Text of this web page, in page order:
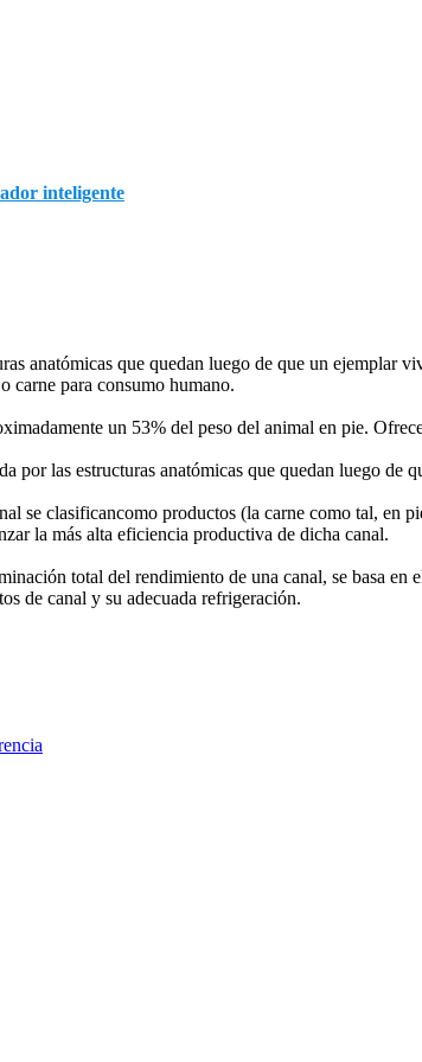
inteligente
anatómicas que quedan luego de que un ejemplar
carne para consumo humano.
un 53% del peso del animal en pie.
por las estructuras anatómicas que quedan luego
se clasificancomo productos (la carne como tal, en
la más alta eficiencia productiva de dicha canal.
total del rendimiento de una canal, se basa
de canal y su adecuada refrigeración.